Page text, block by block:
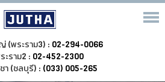
(พระราม3) : 02-294-0066
ะราม2 : 02-452-2300
า (ชลบุรี) : (033) 005-265